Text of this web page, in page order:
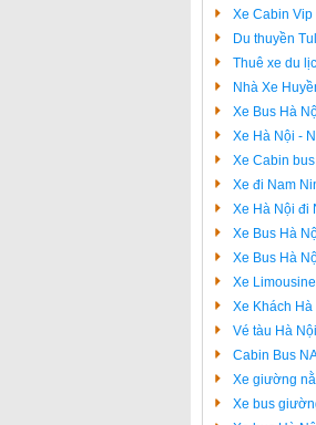
Xe Cabin Vip
Du thuyền
Thuê xe du
Nhà Xe
Xe Bus Hà
Xe Hà Nội -
Xe Cabin
Xe đi Nam
Xe Hà Nội đi
Xe Bus Hà
Xe Bus Hà
Xe
Xe Khách
Vé tàu Hà
Cabin Bus
Xe giường
Xe bus